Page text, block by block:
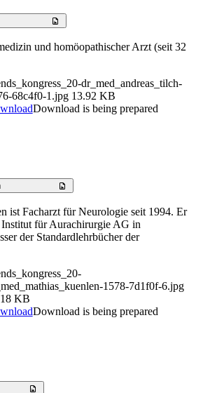
und homöopathischer Arzt (seit 32
dr_med_andreas_tilch-
68c4f0-1.jpg 13.92 KB
Download is being prepared
ist Facharzt für Neurologie seit 1994. Er
für Aurachirurgie AG in
der Standardlehrbücher der
1578-7d1f0f-6.jpg
KB
Download is being prepared